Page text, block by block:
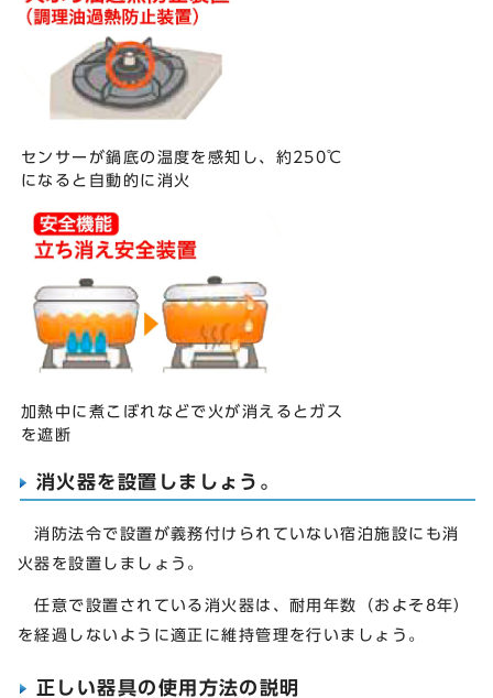
センサーが鍋底の温度を感知し、約250℃
になると自動的に消火
加熱中に煮こぼれなどで火が消えるとガス
を遮断
消火器を設置しましょう。
消防法令で設置が義務付けられていない宿泊施設にも消
火器を設置しましょう。
任意で設置されている消火器は、耐用年数（およそ8年）
を経過しないように適正に維持管理を行いましょう。
正しい器具の使用方法の説明